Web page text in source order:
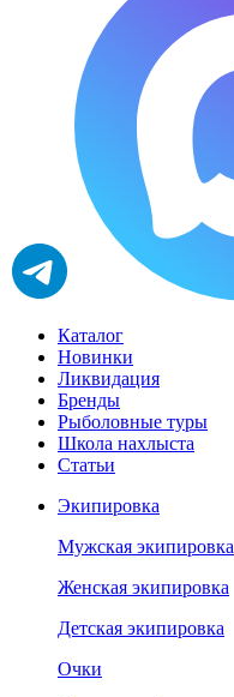
Каталог
Новинки
Ликвидация
Бренды
Рыболовные туры
Школа нахлыста
Статьи
Экипировка
Мужская экипировка
Женская экипировка
Детская экипировка
Очки